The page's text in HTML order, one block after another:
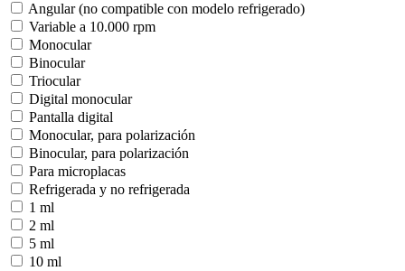
Angular (no compatible con modelo refrigerado)
Variable a 10.000 rpm
Monocular
Binocular
Triocular
Digital monocular
Pantalla digital
Monocular, para polarización
Binocular, para polarización
Para microplacas
Refrigerada y no refrigerada
1 ml
2 ml
5 ml
10 ml